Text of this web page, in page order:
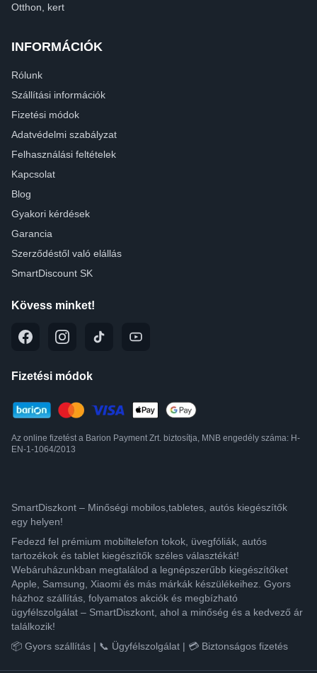
Otthon, kert
INFORMÁCIÓK
Rólunk
Szállítási információk
Fizetési módok
Adatvédelmi szabályzat
Felhasználási feltételek
Kapcsolat
Blog
Gyakori kérdések
Garancia
Szerződéstől való elállás
SmartDiscount SK
Kövess minket!
Fizetési módok
Az online fizetést a Barion Payment Zrt. biztosítja, MNB engedély száma: H-
EN-1-1064/2013
SmartDiszkont – Minőségi mobilos,tabletes, autós kiegészítők
egy helyen!
Fedezd fel prémium mobiltelefon tokok, üvegfóliák, autós
tartozékok és tablet kiegészítők széles választékát!
Webáruházunkban megtalálod a legnépszerűbb kiegészítőket
Apple, Samsung, Xiaomi és más márkák készülékeihez. Gyors
házhoz szállítás, folyamatos akciók és megbízható
ügyfélszolgálat – SmartDiszkont, ahol a minőség és a kedvező ár
találkozik!
📦 Gyors szállítás | 📞 Ügyfélszolgálat | 💳 Biztonságos fizetés